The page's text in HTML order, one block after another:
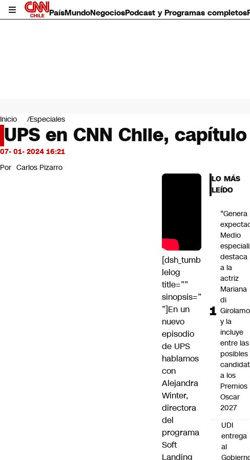
PaísMundoNegociosPodcast y Programas completos
Mundo
Negocios
Deportes
Programas completos
Servicios
Inicio Especiales
UPS en CNN Chile,
07- 01- 2024 16:21
Por Carlos Pizarro
[dsh_tumb
lelog
title=””
sinopsis=”
”]En un
nuevo
episodio
de UPS
hablamos
con
Alejandra
Winter,
directora
del
programa
Soft
Landing
LO MÁS
LEÍDO
“Genera
Medio
destaca
a la
actriz
Mariana
di
Girolamo
y la
incluye
entre las
posibles
a los
Premios
Oscar
2027
UDI
entrega
al